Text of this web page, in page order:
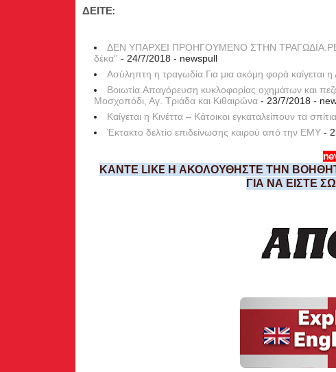
ΔΕΙΤΕ:
ΔΕΝ ΥΠΑΡΧΕΙ ΠΡΟΗΓΟΥΜΕΝΟ ΣΤΗΝ
δέκα'' - 24/7/2018 - newspull
Ασύληπτη η τραγωδία.Για μια ακόμη φορά καίγεται η
Βοιωτία.Απαγόρευση κυκλοφορίας οχημάτων και
Μοσχοπόδι, Αγ. Τριάδα και Κιθαιρώνα - 23/7/2018 -
Καίγεται η Κινέττα – Κάτοικοι εγκαταλείπουν τα
Έκτακτο δελτίο επιδείνωσης καιρού από την ΕΜΥ -
ΚΑΝΤΕ LIKE Η ΑΚΟΛΟΥΘΗΣΤΕ ΤΗΝ
ΓΙΑ ΝΑ ΕΙΣΤΕ